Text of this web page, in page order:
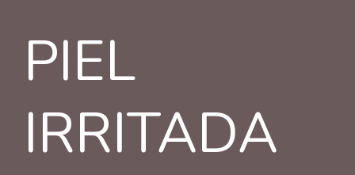
PIEL
IRRITADA